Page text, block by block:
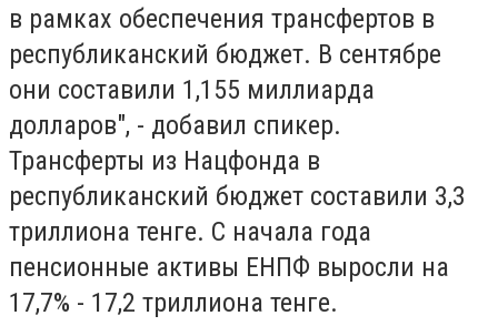
в рамках обеспечения трансфертов в
республиканский бюджет. В сентябре
они составили 1,155 миллиарда
долларов", - добавил спикер.
Трансферты из Нацфонда в
республиканский бюджет составили 3,3
триллиона тенге. С начала года
пенсионные активы ЕНПФ выросли на
17,7% - 17,2 триллиона тенге.